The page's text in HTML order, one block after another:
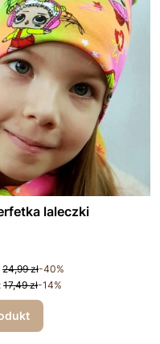
laleczki
24,99 zł-40%
17,49 zł-14%